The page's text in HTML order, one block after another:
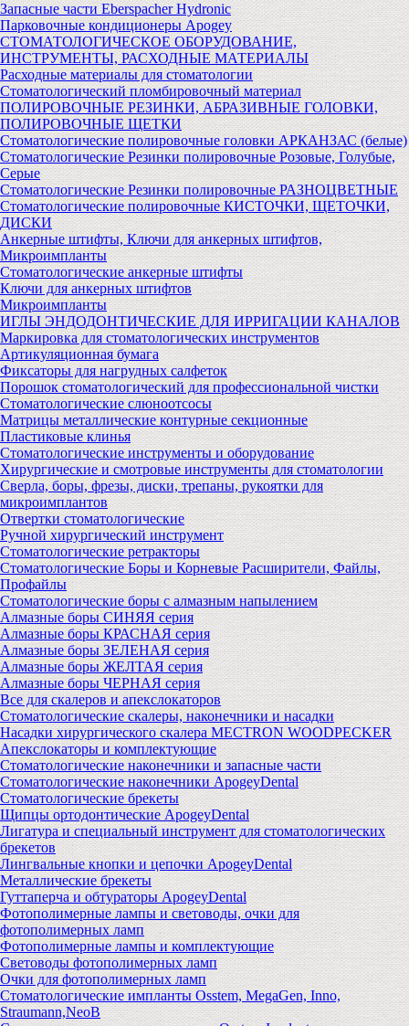
Запасные части Eberspacher Hydronic
Парковочные кондиционеры Apogey
СТОМАТОЛОГИЧЕСКОЕ ОБОРУДОВАНИЕ,
ИНСТРУМЕНТЫ, РАСХОДНЫЕ МАТЕРИАЛЫ
Расходные материалы для стоматологии
Стоматологический пломбировочный материал
ПОЛИРОВОЧНЫЕ РЕЗИНКИ, АБРАЗИВНЫЕ ГОЛОВКИ,
ПОЛИРОВОЧНЫЕ ЩЕТКИ
Стоматологические полировочные головки АРКАНЗАС (белые)
Стоматологические Резинки полировочные Розовые, Голубые,
Серые
Стоматологические Резинки полировочные РАЗНОЦВЕТНЫЕ
Стоматологические полировочные КИСТОЧКИ, ЩЕТОЧКИ,
ДИСКИ
Анкерные штифты, Ключи для анкерных штифтов,
Микроимпланты
Стоматологические анкерные штифты
Ключи для анкерных штифтов
Микроимпланты
ИГЛЫ ЭНДОДОНТИЧЕСКИЕ ДЛЯ ИРРИГАЦИИ КАНАЛОВ
Маркировка для стоматологических инструментов
Артикуляционная бумага
Фиксаторы для нагрудных салфеток
Порошок стоматологический для профессиональной чистки
Стоматологические слюноотсосы
Матрицы металлические контурные секционные
Пластиковые клинья
Стоматологические инструменты и оборудование
Хирургические и смотровые инструменты для стоматологии
Сверла, боры, фрезы, диски, трепаны, рукоятки для
микроимплантов
Отвертки стоматологические
Ручной хирургический инструмент
Стоматологические ретракторы
Стоматологические Боры и Корневые Расширители, Файлы,
Профайлы
Стоматологические боры с алмазным напылением
Алмазные боры СИНЯЯ серия
Алмазные боры КРАСНАЯ серия
Алмазные боры ЗЕЛЕНАЯ серия
Алмазные боры ЖЕЛТАЯ серия
Алмазные боры ЧЕРНАЯ серия
Все для скалеров и апекслокаторов
Стоматологические скалеры, наконечники и насадки
Насадки хирургического скалера MECTRON WOODPECKER
Апекслокаторы и комплектующие
Стоматологические наконечники и запасные части
Стоматологические наконечники ApogeyDental
Стоматологические брекеты
Щипцы ортодонтические ApogeyDental
Лигатура и специальный инструмент для стоматологических
брекетов
Лингвальные кнопки и цепочки ApogeyDental
Металлические брекеты
Гуттаперча и обтураторы ApogeyDental
Фотополимерные лампы и световоды, очки для
фотополимерных ламп
Фотополимерные лампы и комплектующие
Световоды фотополимерных ламп
Очки для фотополимерных ламп
Стоматологические импланты Osstem, MegaGen, Inno,
Straumann,NeoB